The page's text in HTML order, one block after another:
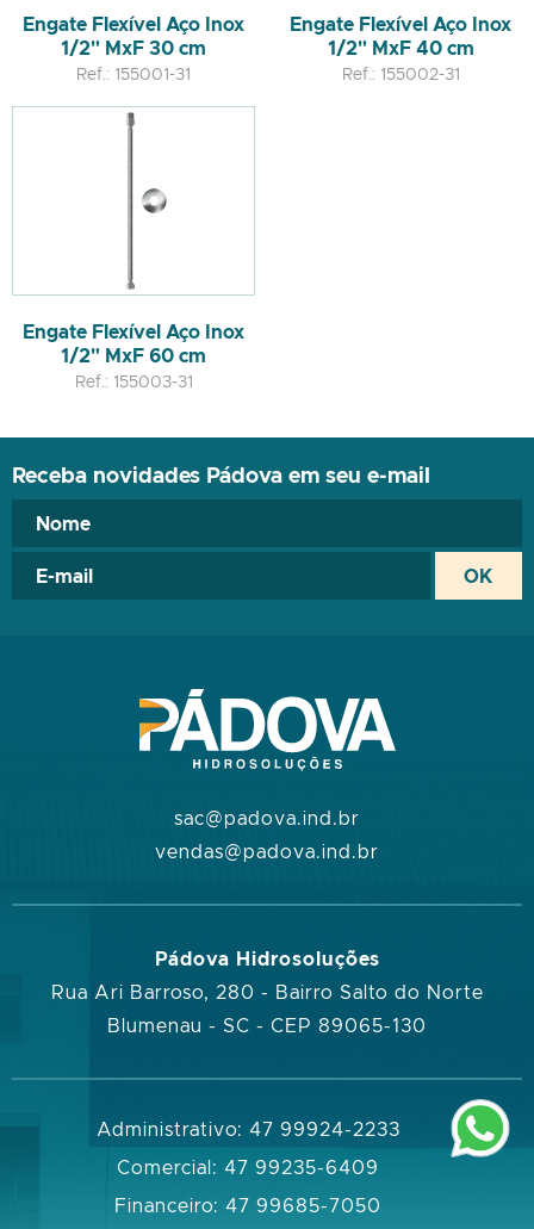
Engate Flexível Aço Inox
1/2" MxF 30 cm
Ref.: 155001-31
Engate Flexível Aço Inox
1/2" MxF 40 cm
Ref.: 155002-31
Engate Flexível Aço Inox
1/2" MxF 60 cm
Ref.: 155003-31
Receba novidades Pádova em seu e-mail
sac@padova.ind.br
vendas@padova.ind.br
Pádova Hidrosoluções
Rua Ari Barroso, 280 - Bairro Salto do Norte
Blumenau - SC - CEP 89065-130
Administrativo: 47 99924-2233
Comercial: 47 99235-6409
Financeiro: 47 99685-7050